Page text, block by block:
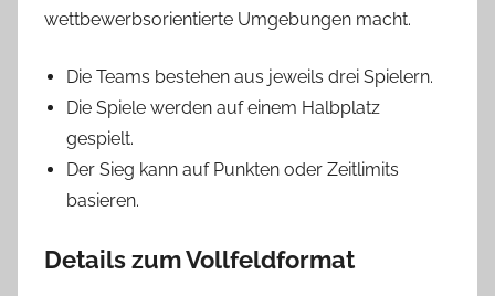
wettbewerbsorientierte Umgebungen macht.
Die Teams bestehen aus jeweils drei Spielern.
Die Spiele werden auf einem Halbplatz
gespielt.
Der Sieg kann auf Punkten oder Zeitlimits
basieren.
Details zum Vollfeldformat